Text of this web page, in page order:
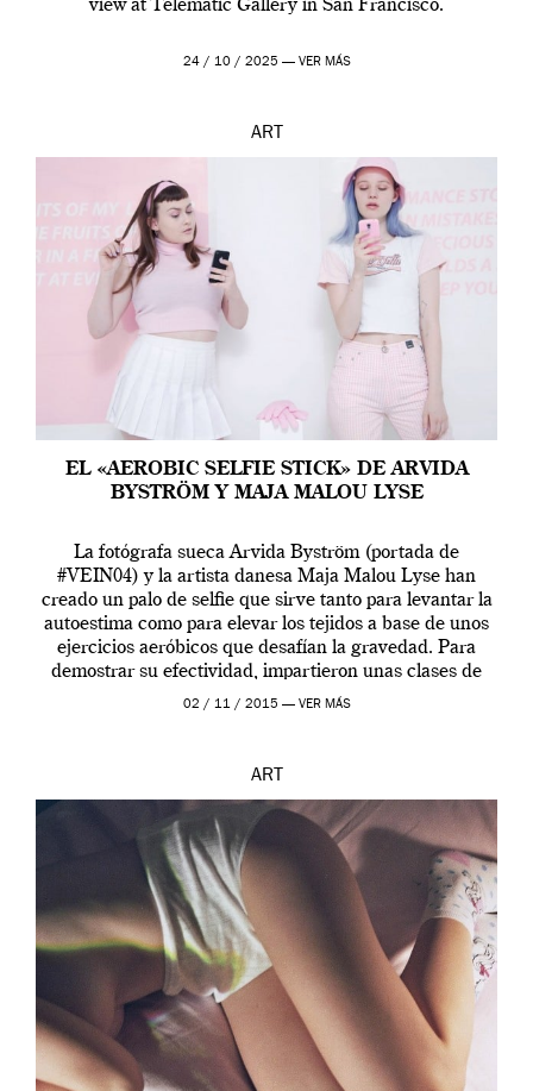
view at Telematic Gallery in San Francisco.
24 / 10 / 2025 — VER MÁS
ART
EL «AEROBIC SELFIE STICK» DE ARVIDA
BYSTRÖM Y MAJA MALOU LYSE
La fotógrafa sueca Arvida Byström (portada de
#VEIN04) y la artista danesa Maja Malou Lyse han
creado un palo de selfie que sirve tanto para levantar la
autoestima como para elevar los tejidos a base de unos
ejercicios aeróbicos que desafían la gravedad. Para
demostrar su efectividad, impartieron unas clases de
prueba en el Tate […]
02 / 11 / 2015 — VER MÁS
ART